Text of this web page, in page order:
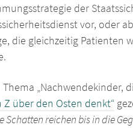
der
vor, oder
die gleichzeitig Patienten
„Nachwendekinder,
über den Osten denkt“
reichen bis in die